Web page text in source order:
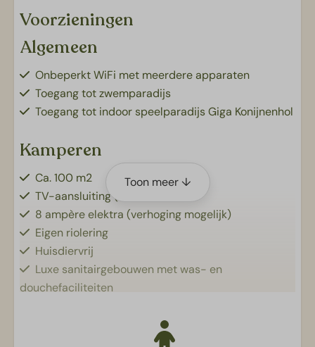
Voorzieningen
Algemeen
Onbeperkt WiFi met meerdere apparaten
Toegang tot zwemparadijs
Toegang tot indoor speelparadijs Giga Konijnenhol
Kamperen
Ca. 100 m2
TV-aansluiting (CAI)
8 ampère elektra (verhoging mogelijk)
Eigen riolering
Huisdiervrij
Luxe sanitairgebouwen met was- en
douchefaciliteiten
Toon meer ↓